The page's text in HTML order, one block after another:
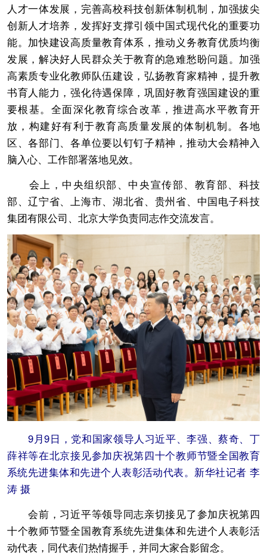
人才一体发展，完善高校科技创新体制机制，加强拔尖
创新人才培养，发挥好支撑引领中国式现代化的重要功
能。加快建设高质量教育体系，推动义务教育优质均衡
发展，解决好人民群众关于教育的急难愁盼问题。加强
高素质专业化教师队伍建设，弘扬教育家精神，提升教
书育人能力，强化待遇保障，巩固好教育强国建设的重
要根基。全面深化教育综合改革，推进高水平教育开
放，构建好有利于教育高质量发展的体制机制。各地
区、各部门、各单位要以钉钉子精神，推动大会精神入
脑入心、工作部署落地见效。
会上，中央组织部、中央宣传部、教育部、科技
部、辽宁省、上海市、湖北省、贵州省、中国电子科技
集团有限公司、北京大学负责同志作交流发言。
9月9日，党和国家领导人习近平、李强、蔡奇、丁
薛祥等在北京接见参加庆祝第四十个教师节暨全国教育
系统先进集体和先进个人表彰活动代表。新华社记者 李
涛 摄
会前，习近平等领导同志亲切接见了参加庆祝第四
十个教师节暨全国教育系统先进集体和先进个人表彰活
动代表，同代表们热情握手，并同大家合影留念。